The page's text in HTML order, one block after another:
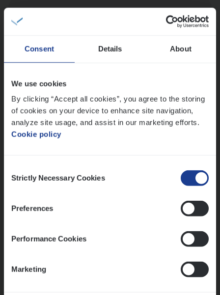
Consent Details About
We use cookies
By clicking “Accept all cookies”, you agree to the storing
of cookies on your device to enhance site navigation,
analyze site usage, and assist in our marketing efforts.
Cookie policy
Selection
Strictly Necessary Cookies
Preferences
Performance Cookies
Marketing
Insu­ran­ce Bro­ker Trans­port&Logistiek
Sales Management
Antwerpen
Lees onze verhalen
Meer dan collega’s: hoe Julie en Aurélie elkaar
versterken
Mathias houdt van diepgaande dossiers én droge